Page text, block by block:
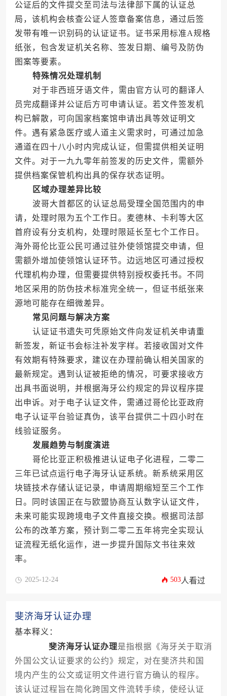
公证后的文件提交至司法与法律部下属的认证总
局，该机构会核查公证人签章备案信息，通过后签
发带有唯一识别码的认证证书。证书采用标准A规格
纸张，包含发证机关名称、签发日期、编号及防伪
图案等要素。
特殊情况处理机制
对于非西班牙语文件，需由官方认可的翻译人
员完成翻译并公证后方可申请认证。若文件签发机
构已解散，可向国家档案馆申请出具等效证明文
件。遇有紧急医疗或人道主义需求时，可通过加急
通道在四十八小时内完成认证，但需提供相关证明
文件。对于一九九零年前签发的历史文件，需额外
提供档案保管机构出具的保存状态证明。
区域办理差异比较
波哥大首都区的认证总局受理全国范围内的申
请，处理时限为五个工作日。麦德林、卡利等大区
首府设有分支机构，处理时限延长至七个工作日。
海外哥伦比亚公民可通过驻外使领馆提交申请，但
需额外增加使领馆认证环节。边远地区可通过授权
代理机构办理，但需要提供特别授权委托书。不同
地区采用的防伪技术标准完全统一，但证书纸张来
源地可能存在细微差异。
常见问题与解决方案
认证证书遗失可凭原始文件向发证机关申请重
新签发，新证书会标注补发字样。若接收国对文件
有效期有特殊要求，建议在办理前确认相关国家的
最新规定。遇到认证被拒绝的情况，可要求接收方
出具书面说明，并根据海牙公约规定的异议程序提
出申诉。对于电子认证文件，需通过哥伦比亚政府
电子认证平台验证真伪，该平台提供二十四小时在
线验证服务。
发展趋势与制度演进
哥伦比亚正积极推进认证电子化进程，二零二
三年已试点运行电子海牙认证系统。新系统采用区
块链技术存储认证记录，申请周期缩短至三个工作
日。同时该国正在与欧盟协商互认数字认证文件，
未来可能实现跨境电子文件直接交换。根据司法部
公布的改革方案，预计到二零二五年将完全实现认
证流程无纸化运作，进一步提升国际文书往来效
率。
2025-12-24 503人看过
斐济海牙认证办理
基本释义：
斐济海牙认证办理是指根据《海牙关于取消
外国公文认证要求的公约》规定，对在斐济共和国
境内产生的公文或证明文件进行官方确认的程序。
该认证过程旨在简化跨国文件流转手续，使经认证